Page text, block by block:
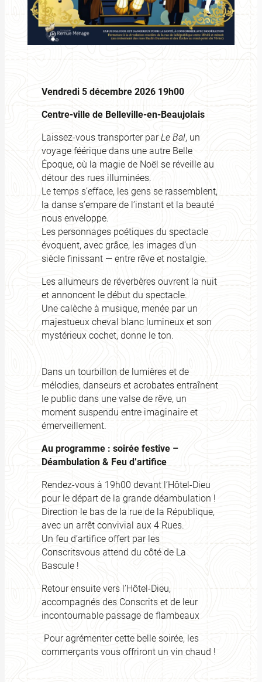
Vendredi 5 décembre 2026 19h00
Centre-ville de Belleville-en-Beaujolais
Laissez-vous transporter parLe Bal, un
voyage féérique dans une autre Belle
Époque, où la magie de Noël se réveille au
détour des rues illuminées.
Le temps s’efface, les gens se rassemblent,
la danse s’empare de l’instant et la beauté
nous enveloppe.
Les personnages poétiques du spectacle
évoquent, avec grâce, les images d’un
siècle finissant — entre rêve et nostalgie.
Les allumeurs de réverbères ouvrent la nuit
et annoncent le début du spectacle.
Une calèche à musique, menée par un
majestueux cheval blanc lumineux et son
mystérieux cochet, donne le ton.
Dans un tourbillon de lumières et de
mélodies, danseurs et acrobates entraînent
le public dans une valse de rêve, un
moment suspendu entre imaginaire et
émerveillement.
Au programme : soirée festive –
Déambulation & Feu d’artifice
Rendez-vous à 19h00 devant l’Hôtel-Dieu
pour le départ de la grande déambulation !
Direction le bas de la rue de la République,
avec un arrêt convivial aux 4 Rues.
Un feu d’artifice offert par les
Conscritsvous attend du côté de La
Bascule !
Retour ensuite vers l’Hôtel-Dieu,
accompagnés des Conscrits et de leur
incontournable passage de flambeaux
Pour agrémenter cette belle soirée, les
commerçants vous offriront un vin chaud !